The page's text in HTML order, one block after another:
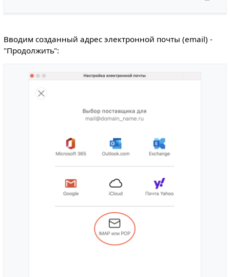
Вводим созданный адрес электронной почты (email) -
"Продолжить":